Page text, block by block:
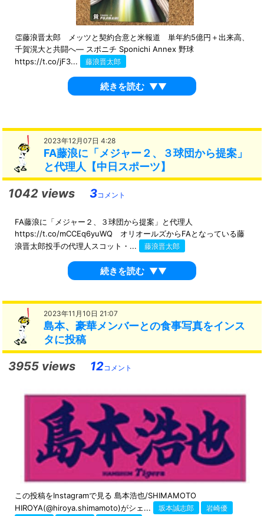
👏藤浪晋太郎 メッツと契約合意と米報道 単年約5億円＋出来高、
千賀滉大と共闘へ― スポニチ Sponichi Annex 野球
https://t.co/jF3...
藤浪晋太郎
続きを読む ▼▼
2023年12月07日 4:28
FA藤浪に「メジャー２、３球団から提案」
と代理人【中日スポーツ】
1042 views 3コメント
FA藤浪に「メジャー２、３球団から提案」と代理人
https://t.co/mCCEq6yuWQ オリオールズからFAとなっている藤
浪晋太郎投手の代理人スコット・...
藤浪晋太郎
続きを読む ▼▼
2023年11月10日 21:07
島本、豪華メンバーとの食事写真をインス
タに投稿
3955 views 12コメント
この投稿をInstagramで見る 島本浩也/SHIMAMOTO
HIROYA(@hiroya.shimamoto)がシェ...
坂本誠志郎
岩崎優